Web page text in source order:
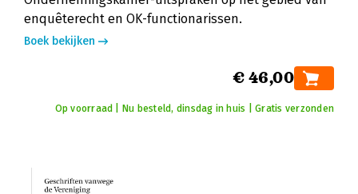
enquêterecht en OK-functionarissen.
Boek bekijken
€ 46,00
Op voorraad | Nu besteld, dinsdag in huis | Gratis verzonden